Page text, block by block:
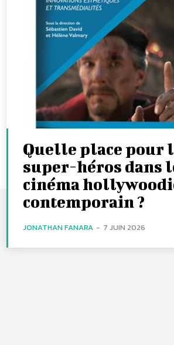
Quelle place pour
super-héros dans
cinéma
contemporain ?
JONATHAN FANARA - 7 JUIN 2026